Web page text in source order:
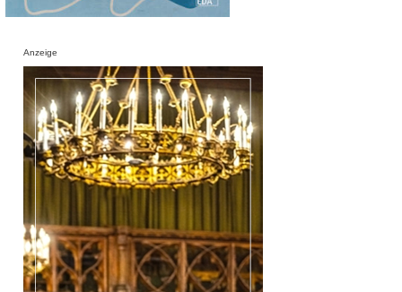
Anzeige